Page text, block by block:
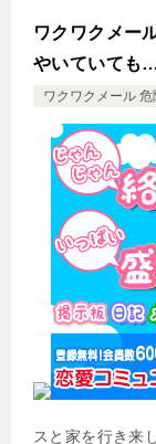
ワクワクメー
やいていても…
ワクワクメール 危
スと家を行き来